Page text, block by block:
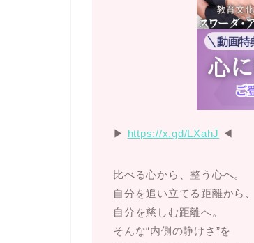
▶︎ https://x.gd/LXahJ ◀︎
比べる心から、整う心へ。
自分を追い立てる距離から、
自分を慈しむ距離へ。
そんな“内側の静けさ”を